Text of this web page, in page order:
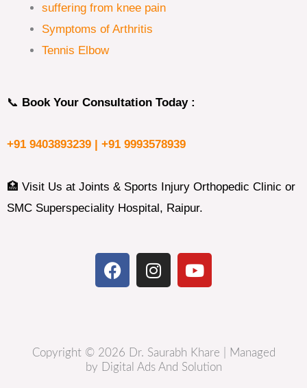
suffering from knee pain
Symptoms of Arthritis
Tennis Elbow
📞 Book Your Consultation Today :
+91 9403893239 | +91 9993578939
🏥 Visit Us at Joints & Sports Injury Orthopedic Clinic or
SMC Superspeciality Hospital, Raipur.
F
a
o
o
I
n
g
r
Y
o
b
e
Copyright © 2026 Dr. Saurabh Khare | Managed
by Digital Ads And Solution